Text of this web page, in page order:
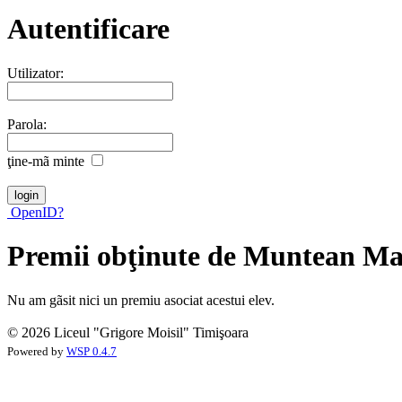
Autentificare
Utilizator:
Parola:
ţine-mã minte
OpenID?
Premii obţinute de Muntean
Nu am gãsit nici un premiu asociat acestui elev.
© 2026 Liceul "Grigore Moisil" Timişoara
Powered by WSP 0.4.7